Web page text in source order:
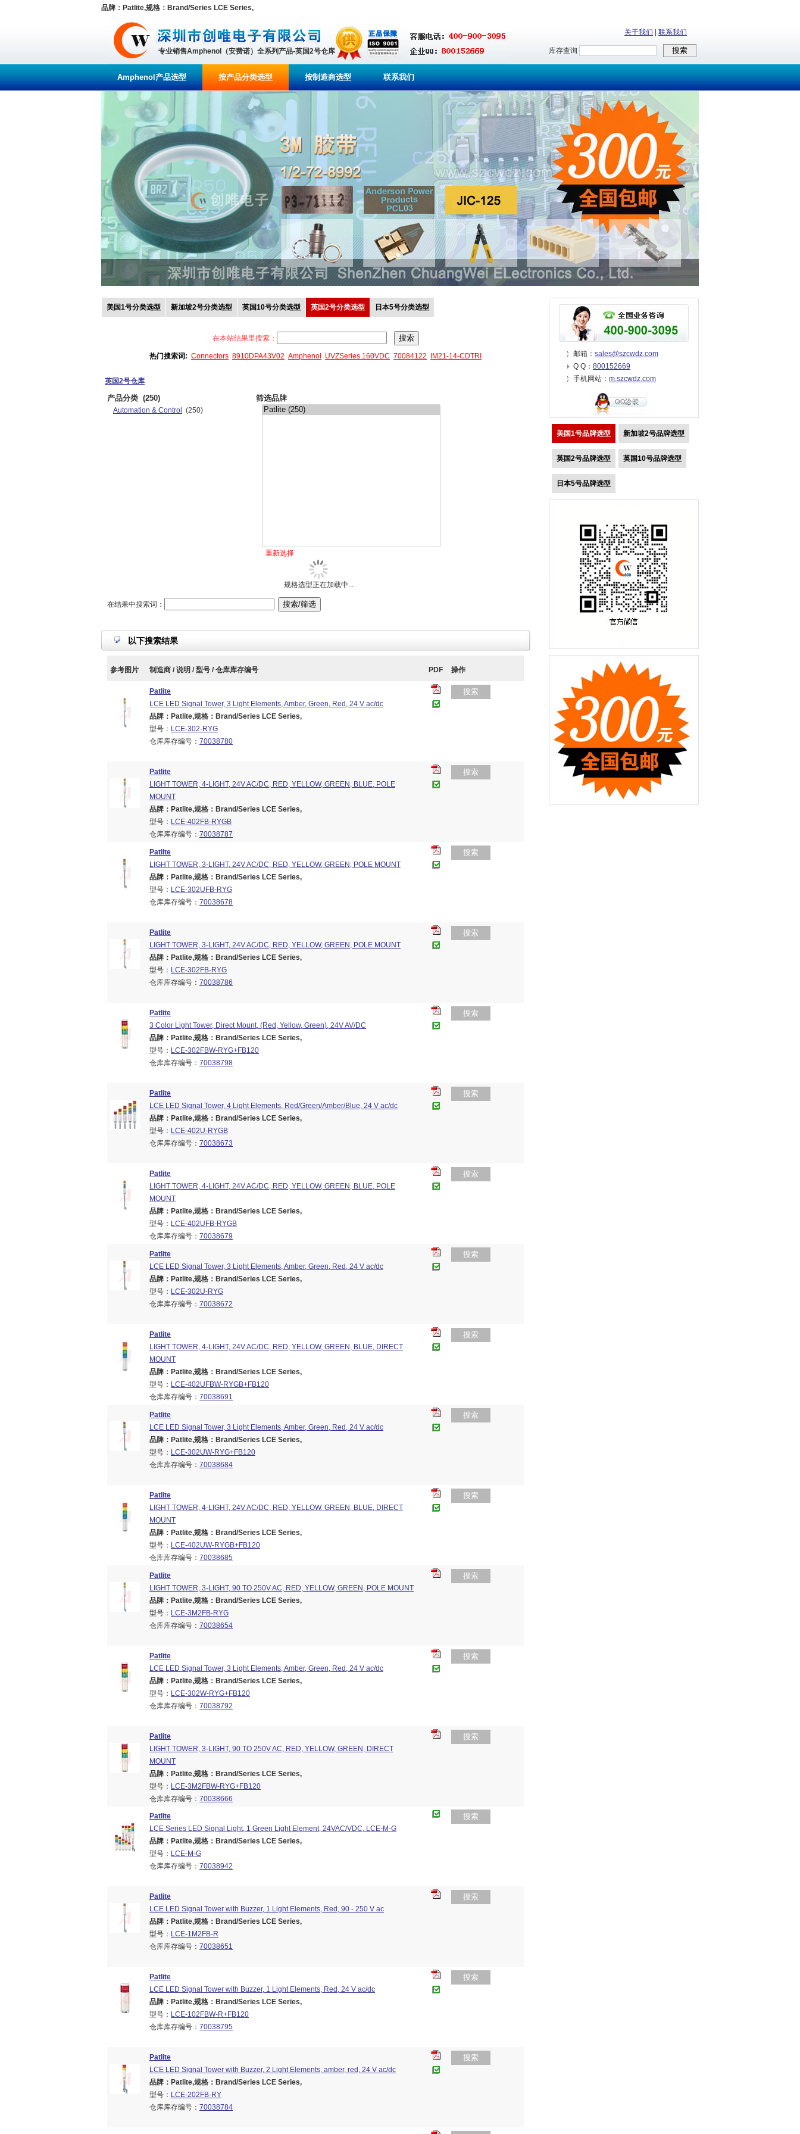
品牌：Patlite,规格：Brand/Series LCE Series,
专业销售Amphenol（安费诺）全系列产品-英国2号仓库
关于我们 联系我们
库存查询
Amphenol产品选型 按产品分类选型 按制造商选型 联系我们
美国1号分类选型 新加坡2号分类选型 英国10号分类选型 英国2号分类选型 日本5号分类选型
在本站结果里搜索：
热门搜索词: Connectors 8910DPA43V02 Amphenol UVZSeries 160VDC 70084122 IM21-14-CDTRI
英国2号仓库
产品分类 (250)
Automation & Control (250)
筛选品牌
重新选择
规格选型正在加载中...
在结果中搜索词：
以下搜索结果
参考图片 制造商 / 说明 / 型号 / 仓库库存编号 PDF 操作
Patlite
LCE LED Signal Tower, 3 Light Elements, Amber, Green, Red, 24 V ac/dc
品牌：Patlite,规格：Brand/Series LCE Series,
型号： LCE-302-RYG
仓库库存编号： 70038780
搜索
Patlite
LIGHT TOWER, 4-LIGHT, 24V AC/DC, RED, YELLOW, GREEN, BLUE, POLE
MOUNT
品牌：Patlite,规格：Brand/Series LCE Series,
型号： LCE-402FB-RYGB
仓库库存编号： 70038787
搜索
Patlite
LIGHT TOWER, 3-LIGHT, 24V AC/DC, RED, YELLOW, GREEN, POLE MOUNT
品牌：Patlite,规格：Brand/Series LCE Series,
型号： LCE-302UFB-RYG
仓库库存编号： 70038678
搜索
Patlite
LIGHT TOWER, 3-LIGHT, 24V AC/DC, RED, YELLOW, GREEN, POLE MOUNT
品牌：Patlite,规格：Brand/Series LCE Series,
型号： LCE-302FB-RYG
仓库库存编号： 70038786
搜索
Patlite
3 Color Light Tower, Direct Mount, (Red, Yellow, Green), 24V AV/DC
品牌：Patlite,规格：Brand/Series LCE Series,
型号： LCE-302FBW-RYG+FB120
仓库库存编号： 70038798
搜索
Patlite
LCE LED Signal Tower, 4 Light Elements, Red/Green/Amber/Blue, 24 V ac/dc
品牌：Patlite,规格：Brand/Series LCE Series,
型号： LCE-402U-RYGB
仓库库存编号： 70038673
搜索
Patlite
LIGHT TOWER, 4-LIGHT, 24V AC/DC, RED, YELLOW, GREEN, BLUE, POLE
MOUNT
品牌：Patlite,规格：Brand/Series LCE Series,
型号： LCE-402UFB-RYGB
仓库库存编号： 70038679
搜索
Patlite
LCE LED Signal Tower, 3 Light Elements, Amber, Green, Red, 24 V ac/dc
品牌：Patlite,规格：Brand/Series LCE Series,
型号： LCE-302U-RYG
仓库库存编号： 70038672
搜索
Patlite
LIGHT TOWER, 4-LIGHT, 24V AC/DC, RED, YELLOW, GREEN, BLUE, DIRECT
MOUNT
品牌：Patlite,规格：Brand/Series LCE Series,
型号： LCE-402UFBW-RYGB+FB120
仓库库存编号： 70038691
搜索
Patlite
LCE LED Signal Tower, 3 Light Elements, Amber, Green, Red, 24 V ac/dc
品牌：Patlite,规格：Brand/Series LCE Series,
型号： LCE-302UW-RYG+FB120
仓库库存编号： 70038684
搜索
Patlite
LIGHT TOWER, 4-LIGHT, 24V AC/DC, RED, YELLOW, GREEN, BLUE, DIRECT
MOUNT
品牌：Patlite,规格：Brand/Series LCE Series,
型号： LCE-402UW-RYGB+FB120
仓库库存编号： 70038685
搜索
Patlite
LIGHT TOWER, 3-LIGHT, 90 TO 250V AC, RED, YELLOW, GREEN, POLE MOUNT
品牌：Patlite,规格：Brand/Series LCE Series,
型号： LCE-3M2FB-RYG
仓库库存编号： 70038654
搜索
Patlite
LCE LED Signal Tower, 3 Light Elements, Amber, Green, Red, 24 V ac/dc
品牌：Patlite,规格：Brand/Series LCE Series,
型号： LCE-302W-RYG+FB120
仓库库存编号： 70038792
搜索
Patlite
LIGHT TOWER, 3-LIGHT, 90 TO 250V AC, RED, YELLOW, GREEN, DIRECT
MOUNT
品牌：Patlite,规格：Brand/Series LCE Series,
型号： LCE-3M2FBW-RYG+FB120
仓库库存编号： 70038666
搜索
Patlite
LCE Series LED Signal Light, 1 Green Light Element, 24VAC/VDC, LCE-M-G
品牌：Patlite,规格：Brand/Series LCE Series,
型号： LCE-M-G
仓库库存编号： 70038942
搜索
Patlite
LCE LED Signal Tower with Buzzer, 1 Light Elements, Red, 90 - 250 V ac
品牌：Patlite,规格：Brand/Series LCE Series,
型号： LCE-1M2FB-R
仓库库存编号： 70038651
搜索
Patlite
LCE LED Signal Tower with Buzzer, 1 Light Elements, Red, 24 V ac/dc
品牌：Patlite,规格：Brand/Series LCE Series,
型号： LCE-102FBW-R+FB120
仓库库存编号： 70038795
搜索
Patlite
LCE LED Signal Tower with Buzzer, 2 Light Elements, amber, red, 24 V ac/dc
品牌：Patlite,规格：Brand/Series LCE Series,
型号： LCE-202FB-RY
仓库库存编号： 70038784
搜索
邮箱： sales@szcwdz.com
Q Q： 800152669
手机网站： m.szcwdz.com
美国1号品牌选型 新加坡2号品牌选型
英国2号品牌选型 英国10号品牌选型
日本5号品牌选型